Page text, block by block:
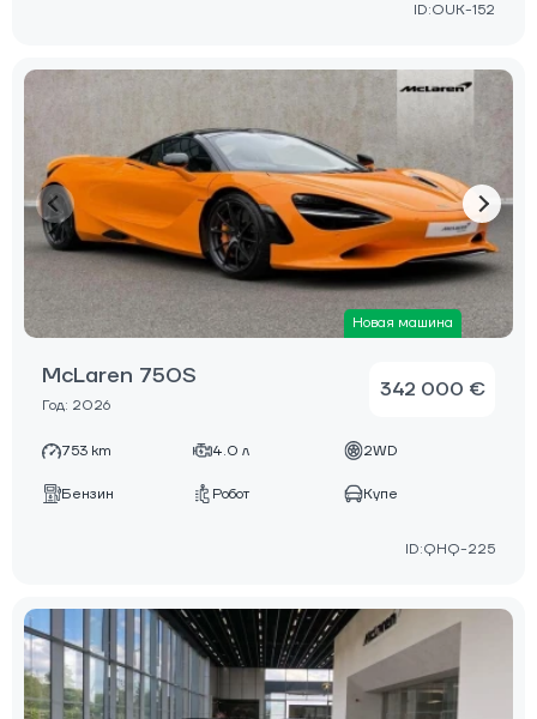
ID:OUK-152
Новая машина
McLaren 750S
Год: 2026
342 000 €
753 km 4.0 л 2WD
Бензин Робот Купе
ID:QHQ-225